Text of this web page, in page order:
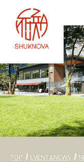
TOP EVENT&NEWS